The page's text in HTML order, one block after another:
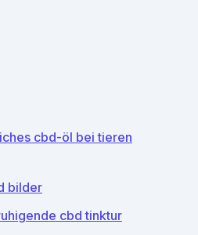
cbd-öl bei tieren
bilder
cbd tinktur